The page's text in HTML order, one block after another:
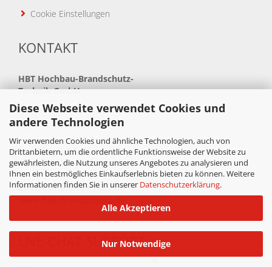
Diese Webseite verwendet Cookies und
andere Technologien
Wir verwenden Cookies und ähnliche Technologien, auch von
Drittanbietern, um die ordentliche Funktionsweise der Website zu
gewährleisten, die Nutzung unseres Angebotes zu analysieren und
Ihnen ein bestmögliches Einkaufserlebnis bieten zu können. Weitere
Informationen finden Sie in unserer Datenschutzerklärung.
Alle Akzeptieren
Nur Notwendige
Cookie Einstellungen
KONTAKT
HBT Hochbau-Brandschutz-
Technik GmbH
Neue Bahnhofstraße 41
34621 Frielendorf
Telefon: +49(0)5684 99880
Telefax: +49(0)5684 998888
info@hbt-brandschutz.de
LIVE-CHAT-SUPPORT